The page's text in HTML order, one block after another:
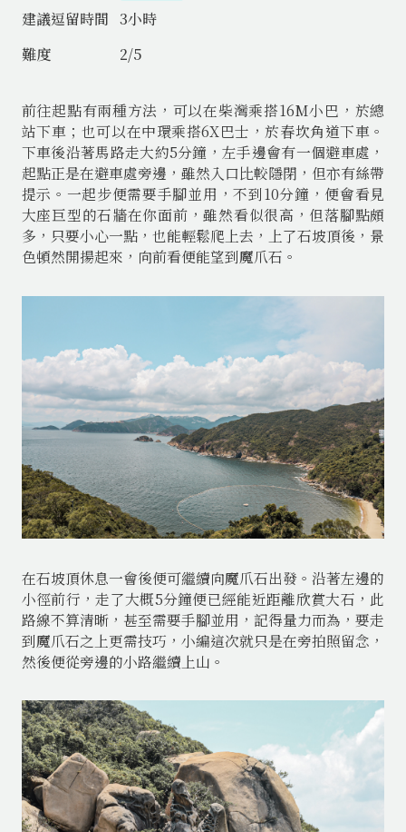
建議逗留時間 3小時
難度
2/5
前往起點有兩種方法，可以在柴灣乘搭16M小巴，於總
站下車；也可以在中環乘搭6X巴士，於春坎角道下車。
下車後沿著馬路走大約5分鐘，左手邊會有一個避車處，
起點正是在避車處旁邊，雖然入口比較隱閉，但亦有絲帶
提示。一起步便需要手腳並用，不到10分鐘，便會看見
大座巨型的石牆在你面前，雖然看似很高，但落腳點頗
多，只要小心一點，也能輕鬆爬上去，上了石坡頂後，景
色頓然開揚起來，向前看便能望到魔爪石。
在石坡頂休息一會後便可繼續向魔爪石出發。沿著左邊的
小徑前行，走了大概5分鐘便已經能近距離欣賞大石，此
路線不算清晰，甚至需要手腳並用，記得量力而為，要走
到魔爪石之上更需技巧，小編這次就只是在旁拍照留念，
然後便從旁邊的小路繼續上山。